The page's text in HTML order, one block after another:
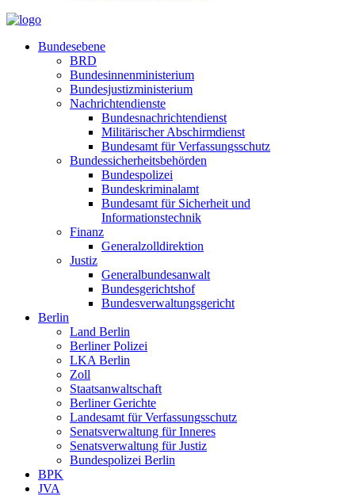
Bundesebene
BRD
Bundesinnenministerium
Bundesjustizministerium
Nachrichtendienste
Bundesnachrichtendienst
Militärischer Abschirmdienst
Bundesamt für Verfassungsschutz
Bundessicherheitsbehörden
Bundespolizei
Bundeskriminalamt
Bundesamt für Sicherheit und
Informationstechnik
Finanz
Generalzolldirektion
Justiz
Generalbundesanwalt
Bundesgerichtshof
Bundesverwaltungsgericht
Berlin
Land Berlin
Berliner Polizei
LKA Berlin
Zoll
Staatsanwaltschaft
Berliner Gerichte
Landesamt für Verfassungsschutz
Senatsverwaltung für Inneres
Senatsverwaltung für Justiz
Bundespolizei Berlin
BPK
JVA